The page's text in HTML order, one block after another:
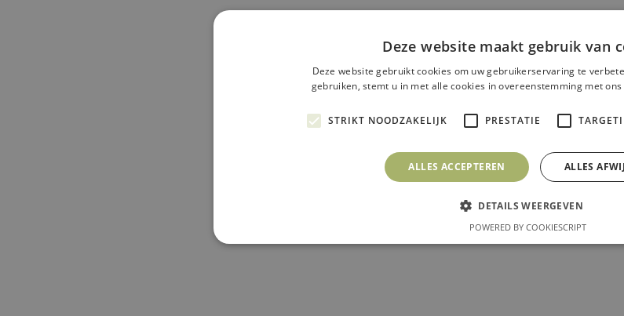
Deze website maakt gebruik van
Deze website gebruikt cookies om uw gebruikerservaring te
gebruiken, stemt u in met alle cookies in overeenstemming met ons
STRIKT NOODZAKELIJK PRESTATIE
ALLES ACCEPTEREN ALLES
DETAILS WEERGEVEN
POWERED BY COOKIESCRIPT